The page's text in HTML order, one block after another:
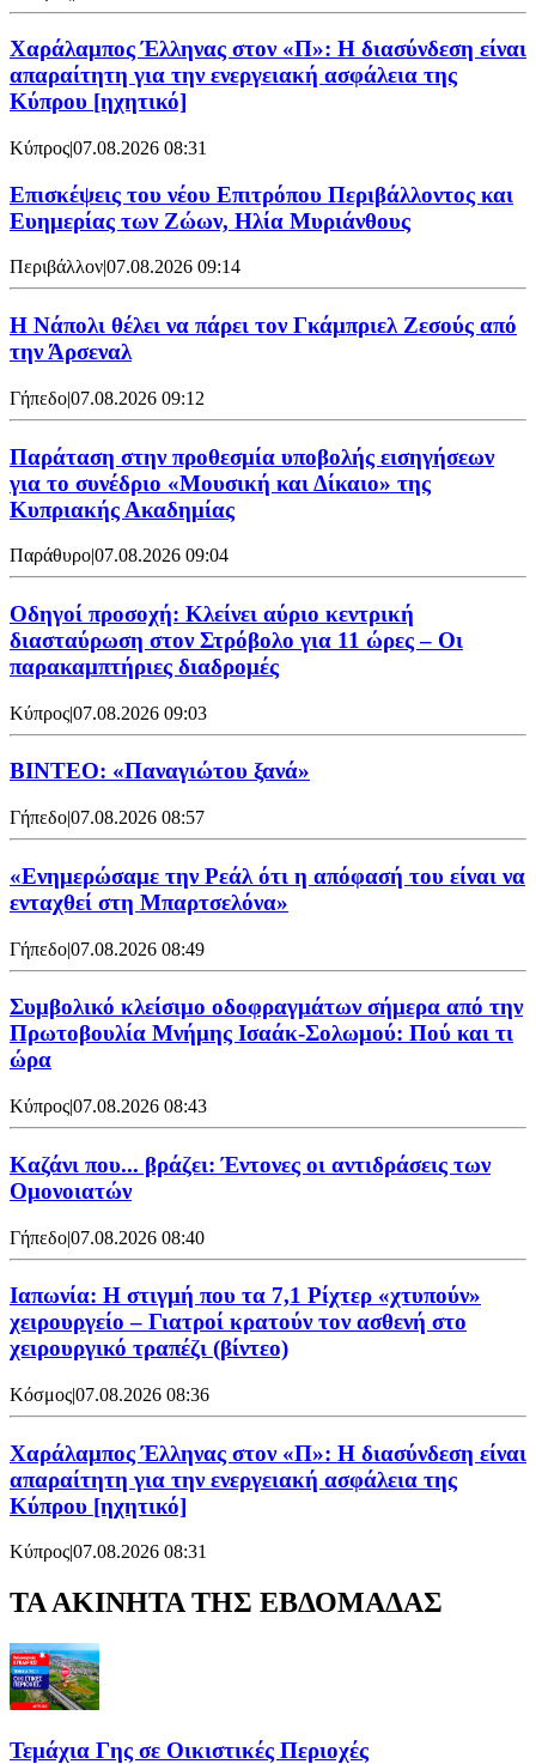
Χαράλαμπος Έλληνας στον «Π»: Η διασύνδεση είναι
απαραίτητη για την ενεργειακή ασφάλεια της
Κύπρου [ηχητικό]
Κύπρος|07.08.2026 08:31
Επισκέψεις του νέου Επιτρόπου Περιβάλλοντος και
Ευημερίας των Ζώων, Ηλία Μυριάνθους
Περιβάλλον|07.08.2026 09:14
Η Νάπολι θέλει να πάρει τον Γκάμπριελ Ζεσούς από
την Άρσεναλ
Γήπεδο|07.08.2026 09:12
Παράταση στην προθεσμία υποβολής εισηγήσεων
για το συνέδριο «Μουσική και Δίκαιο» της
Κυπριακής Ακαδημίας
Παράθυρο|07.08.2026 09:04
Οδηγοί προσοχή: Κλείνει αύριο κεντρική
διασταύρωση στον Στρόβολο για 11 ώρες – Οι
παρακαμπτήριες διαδρομές
Κύπρος|07.08.2026 09:03
ΒΙΝΤΕΟ: «Παναγιώτου ξανά»
Γήπεδο|07.08.2026 08:57
«Ενημερώσαμε την Ρεάλ ότι η απόφασή του είναι να
ενταχθεί στη Μπαρτσελόνα»
Γήπεδο|07.08.2026 08:49
Συμβολικό κλείσιμο οδοφραγμάτων σήμερα από την
Πρωτοβουλία Μνήμης Ισαάκ-Σολωμού: Πού και τι
ώρα
Κύπρος|07.08.2026 08:43
Καζάνι που... βράζει: Έντονες οι αντιδράσεις των
Ομονοιατών
Γήπεδο|07.08.2026 08:40
Ιαπωνία: Η στιγμή που τα 7,1 Ρίχτερ «χτυπούν»
χειρουργείο – Γιατροί κρατούν τον ασθενή στο
χειρουργικό τραπέζι (βίντεο)
Κόσμος|07.08.2026 08:36
Χαράλαμπος Έλληνας στον «Π»: Η διασύνδεση είναι
απαραίτητη για την ενεργειακή ασφάλεια της
Κύπρου [ηχητικό]
Κύπρος|07.08.2026 08:31
ΤΑ ΑΚΙΝΗΤΑ ΤΗΣ ΕΒΔΟΜΑΔΑΣ
Τεμάχια Γης σε Οικιστικές Περιοχές